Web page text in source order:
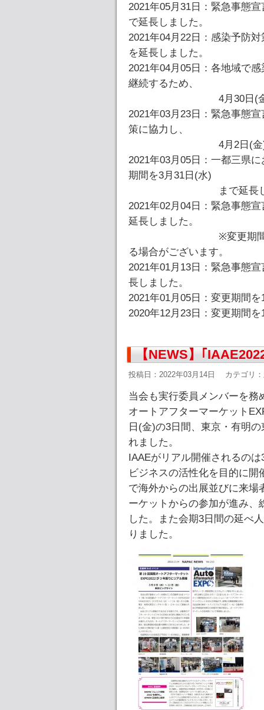
2021年05月31日：緊急事態
で延長しました。
2021年04月22日：感染予防
を延長しました。
2021年04月05日：各地域で
継続するため、
4月30日(金)まで業
2021年03月23日：緊急事態
策に協力し、
4月2日(金)まで業務
2021年03月05日：一都三県
期間を3月31日(水)
まで延長しま
2021年02月04日：緊急事態
延長しました。
※変更期間は、宣言
る場合がございます。
2021年01月13日：緊急事態
長しました。
2021年01月05日：変更期間
2020年12月23日：変更期間
【NEWS】｢
投稿日：2022年03月14日 カテゴリ：
当会も実行委員メンバーを務
オートアフターマーケット
日(金)の3日間、東京・有明
れました。
IAAEがリアル開催されるの
ビジネスの活性化を目的に
で海外からの出展並びに来場
ーケットからの参加が進み、
した。また会期3日間の延べ
りました。